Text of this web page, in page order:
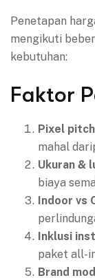
Penetapan
mengikuti
kebutuhan:
Faktor
Pixel
mahal
Ukuran &
biaya
Indoor vs
Inklusi
paket all-
Brand